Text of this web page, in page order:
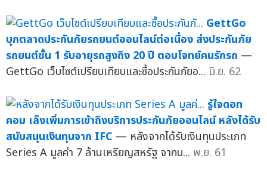
GettGo
บุกตลาดประกันภัยรถยนต์ออนไลน์ต่อเนื่อง ส่งประกันภัย
รถยนต์ชั้น 1 รับอายุรถสูงถึง 20 ปี ตอบโจทย์คนรักรถ —
GettGo เว็บไซต์เปรียบเทียบและซื้อประกันภัยอ... มิ.ย. 62
รู้ใจดอท
คอม เล็งเพิ่มการเข้าถึงบริการประกันภัยออนไลน์ หลังได้รับ
สนับสนุนเงินทุนจาก IFC — หลังจากได้รับเงินทุนประเภท
Series A มูลค่า 7 ล้านเหรียญสหรัฐ จากบ... พ.ย. 61